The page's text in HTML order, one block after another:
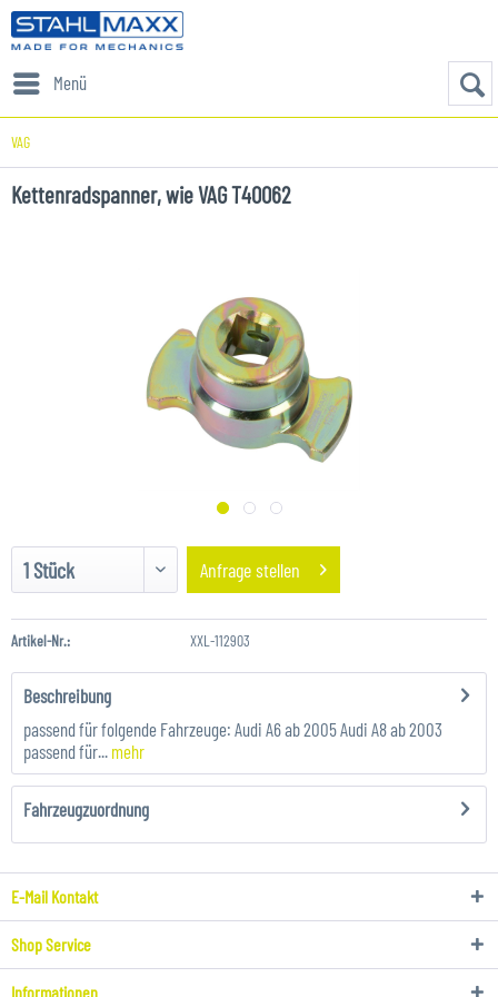
Menü
VAG
Kettenradspanner, wie VAG T40062
Anfrage stellen
Artikel-Nr.: XXL-112903
Beschreibung
passend für folgende Fahrzeuge: Audi A6 ab 2005 Audi A8 ab 2003
passend für... mehr
Fahrzeugzuordnung
E-Mail Kontakt
Shop Service
Informationen